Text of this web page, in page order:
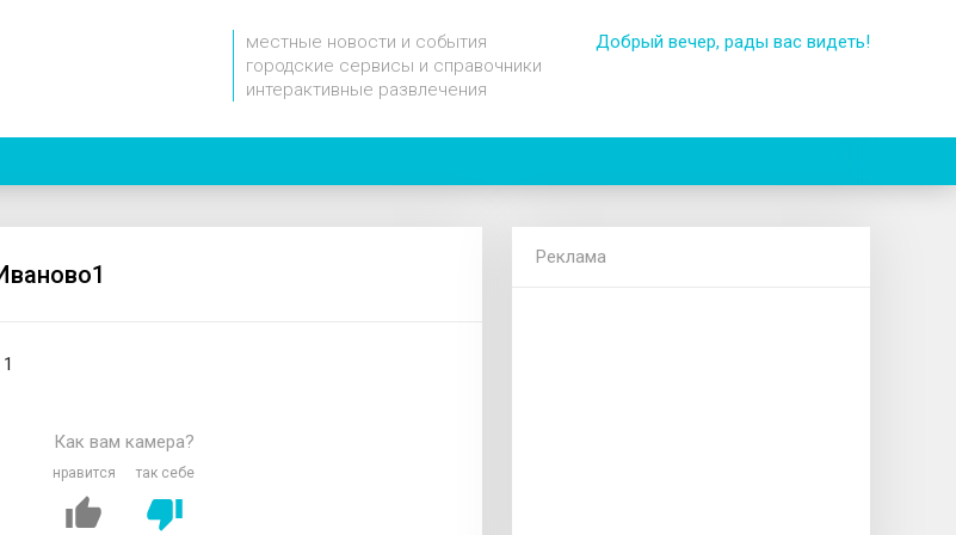
местные новости и события
городские сервисы и справочники
интерактивные развлечения
Добрый вечер, рады вас видеть!
Как вам камера?
нравится так себе
Реклама